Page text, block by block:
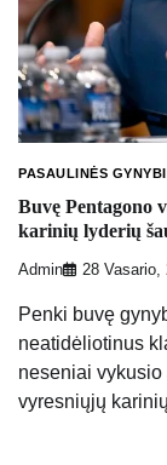
PASAULINĖS
Buvę Pentagono
karinių lyderių
Admin 28 Vasario,
Penki buvę
neatidėliotinus
neseniai
vyresniųjų